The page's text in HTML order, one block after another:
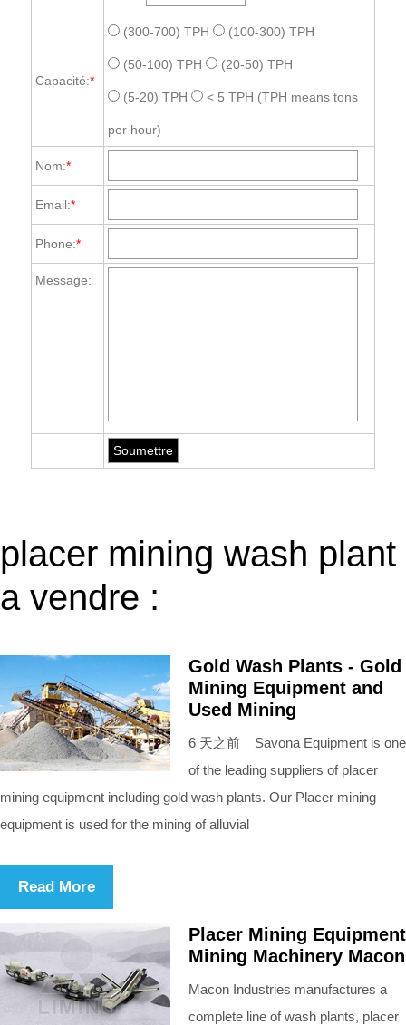
Capacité:*
(300-700) TPH (100-300) TPH
(50-100) TPH (20-50) TPH
(5-20) TPH < 5 TPH (TPH means tons
per hour)
Nom:*
Email:*
Phone:*
Message:
placer mining wash plant
a vendre :
Gold Wash Plants - Gold
Mining Equipment and
Used Mining
6 天之前 Savona Equipment is one
of the leading suppliers of placer
mining equipment including gold wash plants. Our Placer mining
equipment is used for the mining of alluvial
Read More
Placer Mining Equipment
Mining Machinery Macon
Macon Industries manufactures a
complete line of wash plants, placer